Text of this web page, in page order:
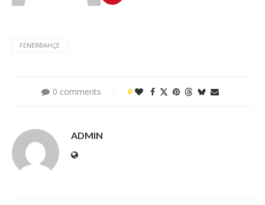
FENERBAHÇE
0 comments 0
ADMIN